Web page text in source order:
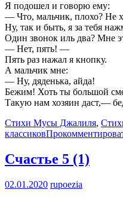
Я подошел и говорю ему:
— Что, мальчик, плохо? Не
Ну, так и быть, я за тебя
Один звонок иль два? Мне
— Нет, пять! —
Пять раз нажал я кнопку.
А мальчик мне:
— Ну, дяденька, айда!
Бежим! Хоть ты большой
Такую нам хозяин даст,—
Стихи Мусы Джалиля,
классиков
Счастье 5 (1)
02.01.2020 rupoezia